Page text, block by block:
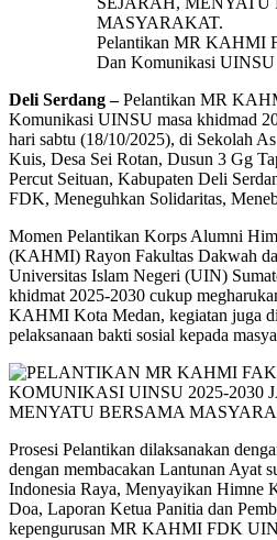
Pelantikan MR KAHMI
Dan Komunikasi UINSU
Deli Serdang –Pelantikan MR
Komunikasi UINSU masa khidmad
hari sabtu (18/10/2025), di Sekolah
Kuis, Desa Sei Rotan, Dusun 3 Gg
Percut Seituan, Kabupaten Deli
FDK, Meneguhkan Solidaritas,
Momen Pelantikan Korps Alumni
(KAHMI) Rayon Fakultas Dakwah
Universitas Islam Negeri (UIN)
khidmat 2025-2030 cukup
KAHMI Kota Medan, kegiatan juga
pelaksanaan bakti sosial kepada
Prosesi Pelantikan dilaksanakan
dengan membacakan Lantunan Ayat
Indonesia Raya, Menyayikan
Doa, Laporan Ketua Panitia dan
kepengurusan MR KAHMI FDK